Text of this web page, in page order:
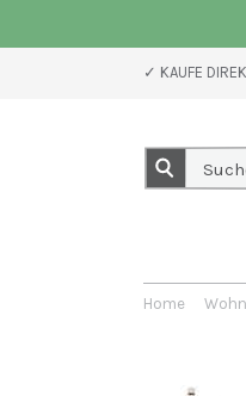
✓ KAUFE
Home